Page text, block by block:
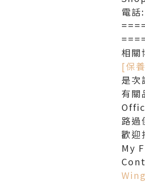
電
相關
[保
是次
有關
路過
歡迎
My